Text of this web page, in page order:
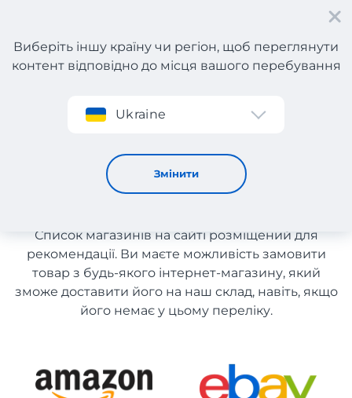
Реєстрація
Виберіть іншу країну чи регіон, щоб переглянути
контент відповідно до місця вашого перебування
Ukraine
Змінити
Одяг, взуття та аксесуари з Чехії з доставкою в Україну
Одяг, взуття та аксесуари з
Чехії з доставкою в Україну
Список магазинів на сайті розміщений для
рекомендації. Ви маєте можливість замовити
товар з будь-якого інтернет-магазину, який
зможе доставити його на наш склад, навіть, якщо
його немає у цьому переліку.